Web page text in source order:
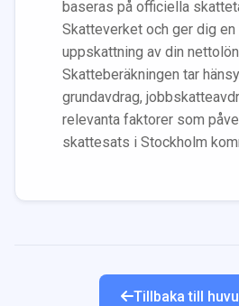
baseras på officiella
Skatteverket och ger dig en
uppskattning av din nettolön.
Skatteberäkningen tar
grundavdrag,
relevanta faktorer som
skattesats i Stockholm
Tillbaka till